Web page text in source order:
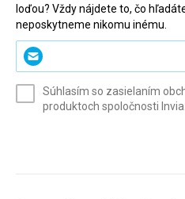
loďou? Vždy nájdete to, čo
neposkytneme nikomu inému.
Zadajte
svoj
(povinné)
Súhlasím so zasielaním
produktoch spoločnosti